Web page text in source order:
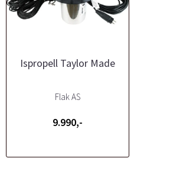
Ispropell Taylor Made
Flak AS
9.990,-